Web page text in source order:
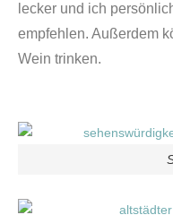
lecker und ich
empfehlen. Außerdem
Wein trinken.